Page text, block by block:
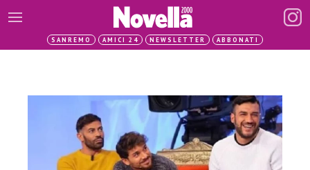
SANREMO AMICI 24 NEWSLETTER ABBONATI